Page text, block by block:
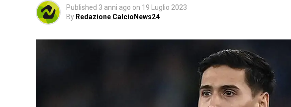
Published 3 anni ago on 19 Luglio 2023
By Redazione CalcioNews24